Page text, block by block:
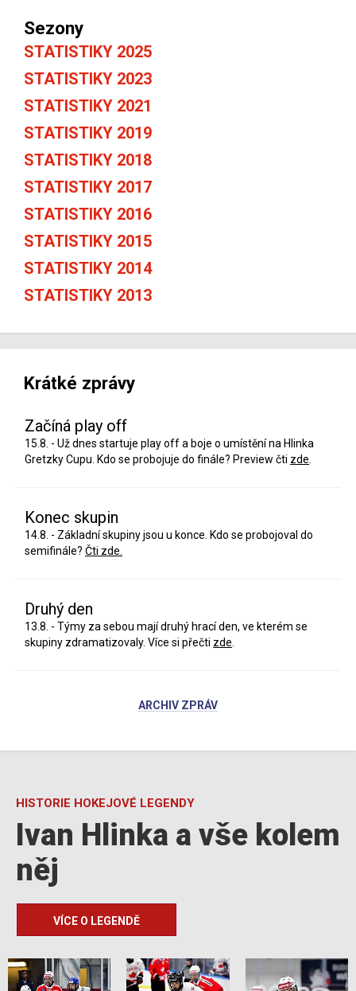
Sezony
STATISTIKY 2025
STATISTIKY 2023
STATISTIKY 2021
STATISTIKY 2019
STATISTIKY 2018
STATISTIKY 2017
STATISTIKY 2016
STATISTIKY 2015
STATISTIKY 2014
STATISTIKY 2013
Krátké zprávy
Začíná play off
15.8. - Už dnes startuje play off a boje o umístění na Hlinka
Gretzky Cupu. Kdo se probojuje do finále? Preview čti zde
Konec skupin
14.8. - Základní skupiny jsou u konce. Kdo se probojoval do
semifinále? Čti zde.
Druhý den
13.8. - Týmy za sebou mají druhý hrací den, ve kterém se
skupiny zdramatizovaly. Více si přečti zde
ARCHIV ZPRÁV
HISTORIE HOKEJOVÉ LEGENDY
Ivan Hlinka a vše kolem
něj
VÍCE O LEGENDĚ